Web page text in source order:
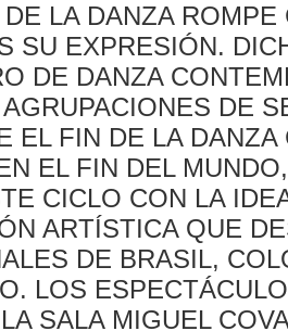
LA DANZA
SU EXPRESIÓN.
DE DANZA
DE
EL FIN DE LA
EL FIN DEL
CICLO CON LA
ARTÍSTICA QUE
DE BRASIL,
LOS
SALA MIGUEL